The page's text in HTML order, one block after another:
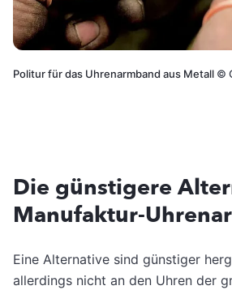
Politur für das Uhrenarmband aus Metall ©
Die günstigere
Manufaktur-
Eine Alternative sind günstiger
allerdings nicht an den Uhren der